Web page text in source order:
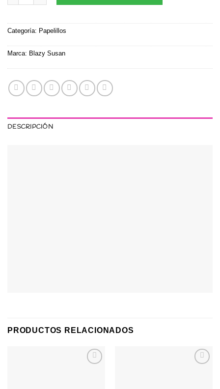
Categoría: Papelillos
Marca: Blazy Susan
DESCRIPCIÓN
PRODUCTOS RELACIONADOS